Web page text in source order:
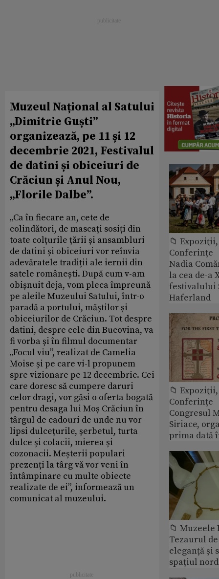
Muzeul Național al Satului
„Dimitrie Guști”
organizează, pe 11 și 12
decembrie 2021, Festivalul
de datini și obiceiuri de
Crăciun și Anul Nou,
„Florile Dalbe”.
„Ca în fiecare an, cete de
colindători, de mascați sosiți din
toate colțurile țării și ansambluri
de datini și obiceiuri vor reînvia
adevăratele tradiții ale iernii din
satele românești. După cum v-am
obișnuit deja, vom pleca împreună
pe aleile Muzeului Satului, într-o
paradă a portului, măștilor și
obiceiurilor de Crăciun. Tot despre
datini, despre cele din Bucovina, va
fi vorba și în filmul documentar
„Focul viu”, realizat de Camelia
Moise și pe care vi-l propunem
spre vizionare pe 12 decembrie. Cei
care doresc să cumpere daruri
celor dragi, vor găsi o oferta bogată
pentru desaga lui Moș Crăciun în
târgul de cadouri de unde nu vor
lipsi dulcețurile, șerbetul, turta
dulce și colacii, mierea și
cozonacii. Meșterii populari
prezenți la târg vă vor veni în
întâmpinare cu multe obiecte
realizate de ei”, informează un
comunicat al muzeului.
📁
Conferințe
Nadia
la cea de-a
festivalului
Haferland
📁
Conferințe
Congresul
Siriace,
prima dată
📁 Muzeele
Tezaurul
eleganță și
spațiul